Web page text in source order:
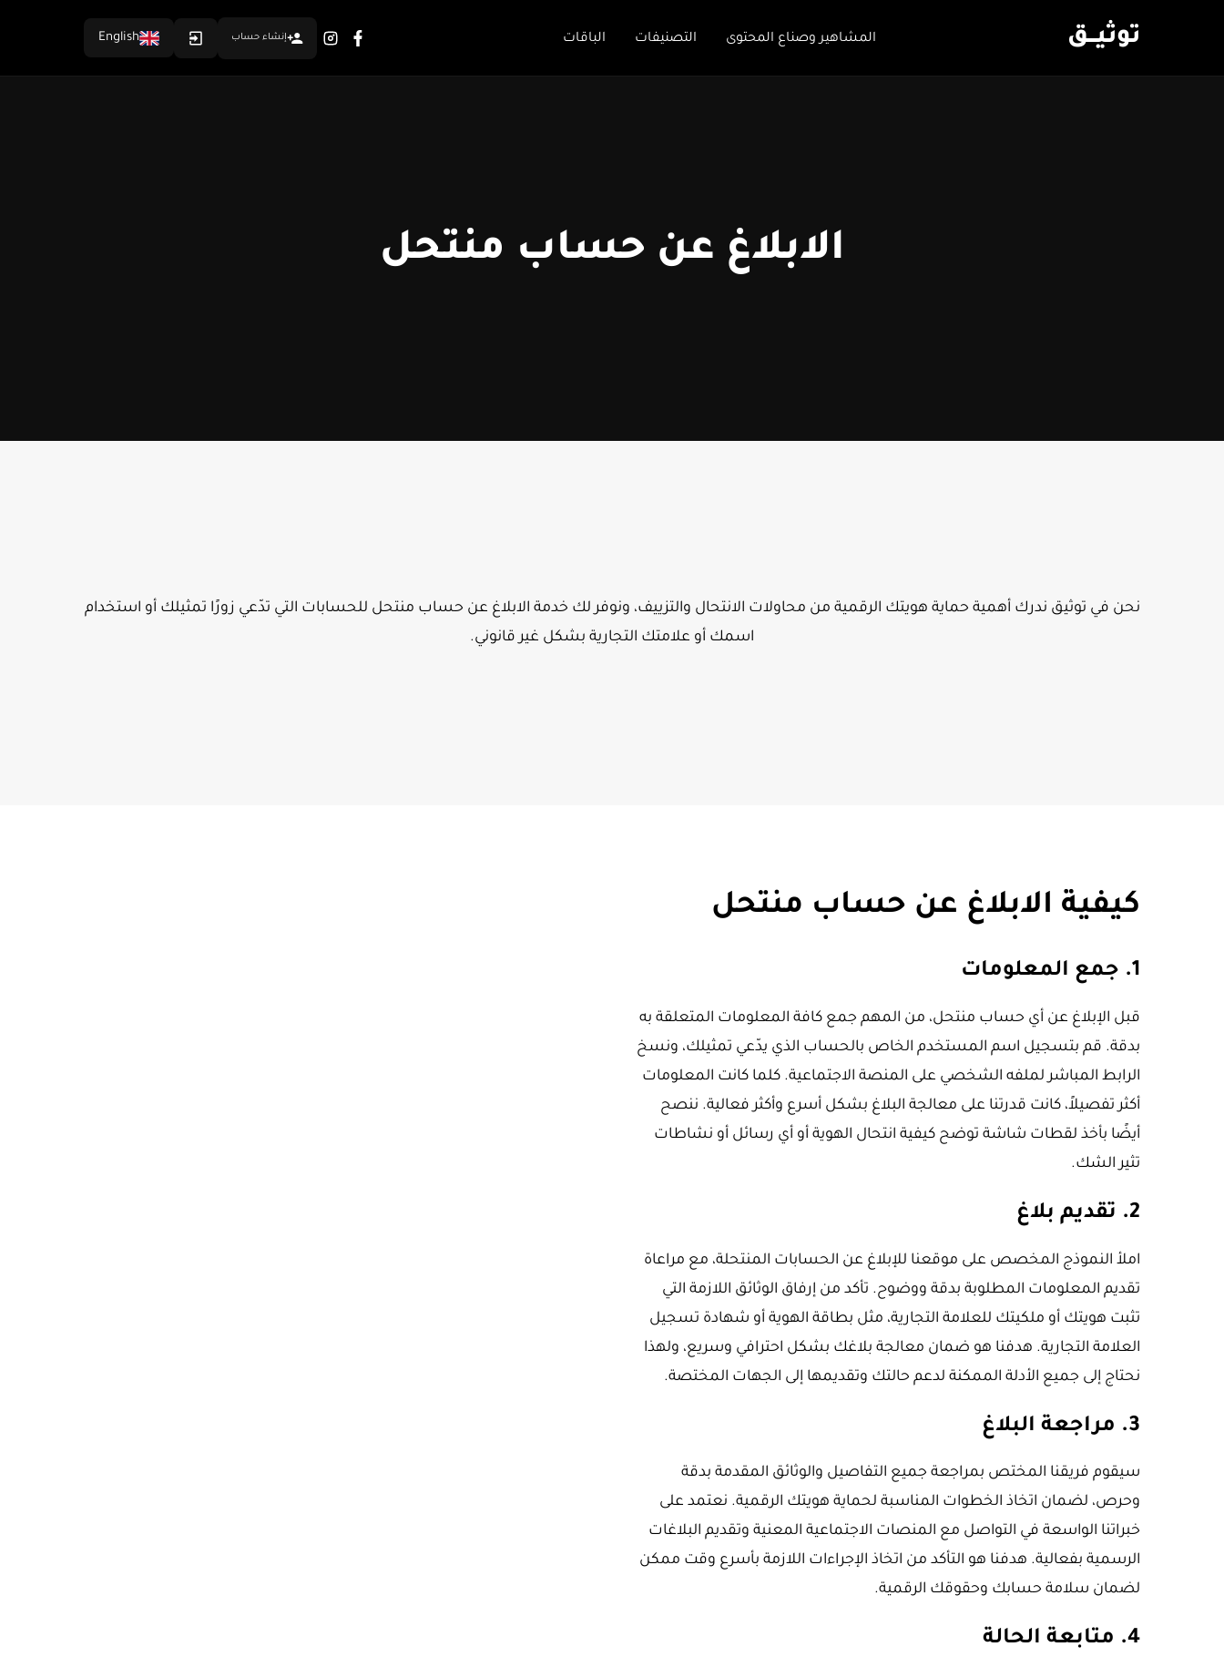
توثيـــق المشاهير وصناع المحتوى التصنيفات الباقات إنشاء حساب English
الابلاغ عن حساب منتحل
نحن في توثيق ندرك أهمية حماية هويتك الرقمية من محاولات الانتحال والتزييف، ونوفر لك خدمة الابلاغ عن حساب منتحل للحسابات التي تدّعي زورًا تمثيلك أو استخدام
اسمك أو علامتك التجارية بشكل غير قانوني.
كيفية الابلاغ عن حساب منتحل
1. جمع المعلومات
قبل الإبلاغ عن أي حساب منتحل، من المهم جمع كافة المعلومات المتعلقة به
بدقة. قم بتسجيل اسم المستخدم الخاص بالحساب الذي يدّعي تمثيلك، ونسخ
الرابط المباشر لملفه الشخصي على المنصة الاجتماعية. كلما كانت المعلومات
أكثر تفصيلاً، كانت قدرتنا على معالجة البلاغ بشكل أسرع وأكثر فعالية. ننصح
أيضًا بأخذ لقطات شاشة توضح كيفية انتحال الهوية أو أي رسائل أو نشاطات
تثير الشك.
2. تقديم بلاغ
املأ النموذج المخصص على موقعنا للإبلاغ عن الحسابات المنتحلة، مع مراعاة
تقديم المعلومات المطلوبة بدقة ووضوح. تأكد من إرفاق الوثائق اللازمة التي
تثبت هويتك أو ملكيتك للعلامة التجارية، مثل بطاقة الهوية أو شهادة تسجيل
العلامة التجارية. هدفنا هو ضمان معالجة بلاغك بشكل احترافي وسريع، ولهذا
نحتاج إلى جميع الأدلة الممكنة لدعم حالتك وتقديمها إلى الجهات المختصة.
3. مراجعة البلاغ
سيقوم فريقنا المختص بمراجعة جميع التفاصيل والوثائق المقدمة بدقة
وحرص، لضمان اتخاذ الخطوات المناسبة لحماية هويتك الرقمية. نعتمد على
خبراتنا الواسعة في التواصل مع المنصات الاجتماعية المعنية وتقديم البلاغات
الرسمية بفعالية. هدفنا هو التأكد من اتخاذ الإجراءات اللازمة بأسرع وقت ممكن
لضمان سلامة حسابك وحقوقك الرقمية.
4. متابعة الحالة